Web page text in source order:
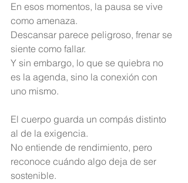
En esos momentos, la pausa se vive
como amenaza.
Descansar parece peligroso, frenar se
siente como fallar.
Y sin embargo, lo que se quiebra no
es la agenda, sino la conexión con
uno mismo.
El cuerpo guarda un compás distinto
al de la exigencia.
No entiende de rendimiento, pero
reconoce cuándo algo deja de ser
sostenible.